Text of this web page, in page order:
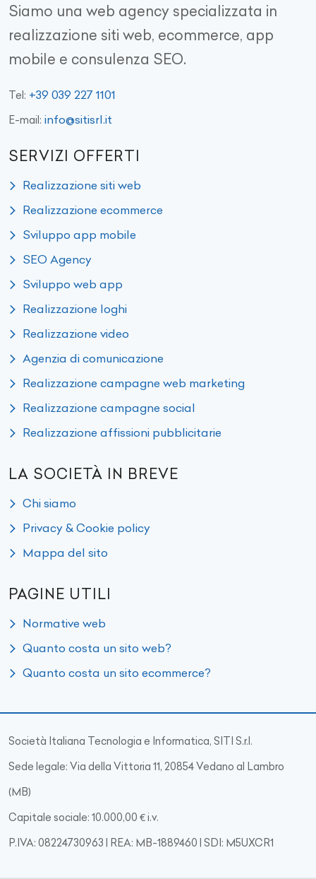
Siamo una web agency specializzata in
realizzazione siti web, ecommerce, app
mobile e consulenza SEO.
Tel: +39 039 227 1101
E-mail: info@sitisrl.it
SERVIZI OFFERTI
Realizzazione siti web
Realizzazione ecommerce
Sviluppo app mobile
SEO Agency
Sviluppo web app
Realizzazione loghi
Realizzazione video
Agenzia di comunicazione
Realizzazione campagne web marketing
Realizzazione campagne social
Realizzazione affissioni pubblicitarie
LA SOCIETÀ IN BREVE
Chi siamo
Privacy & Cookie policy
Mappa del sito
PAGINE UTILI
Normative web
Quanto costa un sito web?
Quanto costa un sito ecommerce?
Società Italiana Tecnologia e Informatica, SITI S.r.l.
Sede legale: Via della Vittoria 11, 20854 Vedano al Lambro
(MB)
Capitale sociale: 10.000,00 € i.v.
P.IVA: 08224730963 | REA: MB-1889460 | SDI: M5UXCR1